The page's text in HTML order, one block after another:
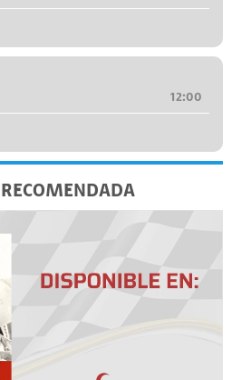
12:00
RECOMENDADA